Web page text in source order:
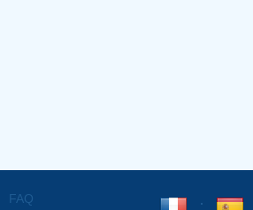
FAQ ⋅